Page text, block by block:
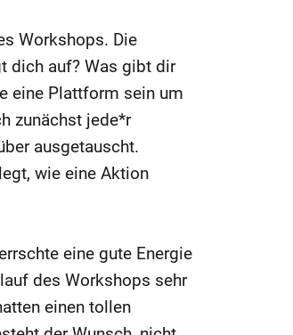
Workshops. Die
dich auf? Was gibt dir
eine Plattform sein um
zunächst jede*r
ausgetauscht.
wie eine Aktion
eine gute Energie
des Workshops sehr
einen tollen